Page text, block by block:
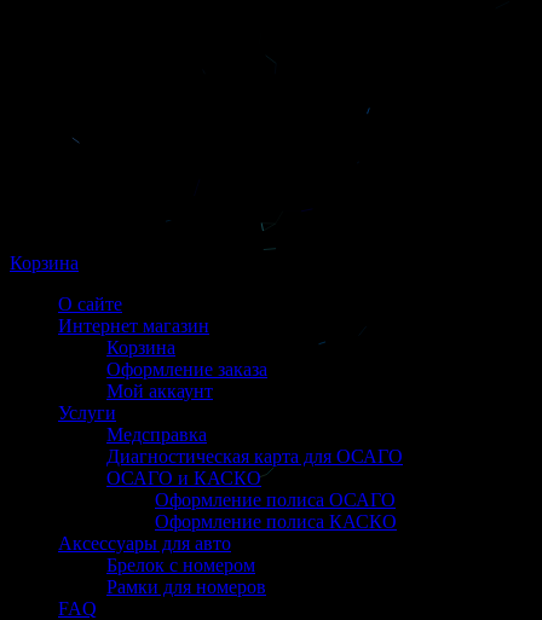
Корзина
О сайте
Интернет магазин
Корзина
Оформление заказа
Мой аккаунт
Услуги
Медсправка
Диагностическая карта для ОСАГО
ОСАГО и КАСКО
Оформление полиса ОСАГО
Оформление полиса КАСКО
Аксессуары для авто
Брелок с номером
Рамки для номеров
FAQ